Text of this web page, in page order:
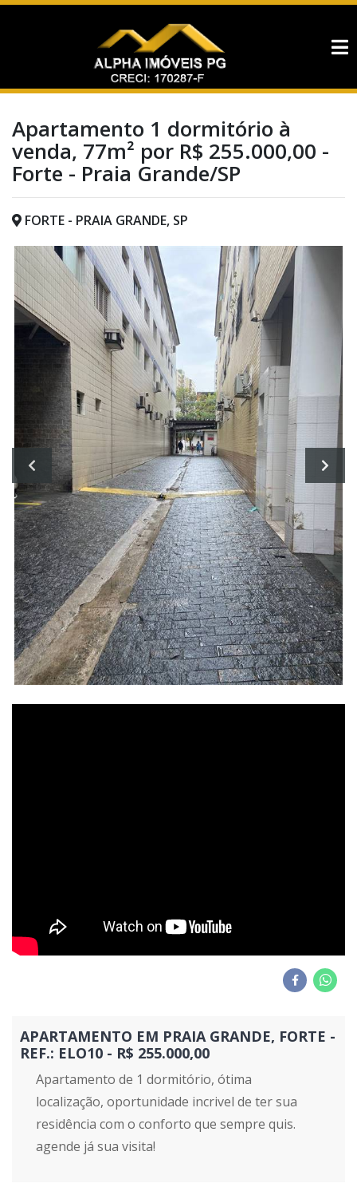
Apartamento 1 dormitório à
venda, 77m² por R$ 255.000,00 -
Forte - Praia Grande/SP
FORTE - PRAIA GRANDE, SP
APARTAMENTO EM PRAIA GRANDE, FORTE -
REF.: ELO10 - R$ 255.000,00
Apartamento de 1 dormitório, ótima
localização, oportunidade incrivel de ter sua
residência com o conforto que sempre quis.
agende já sua visita!